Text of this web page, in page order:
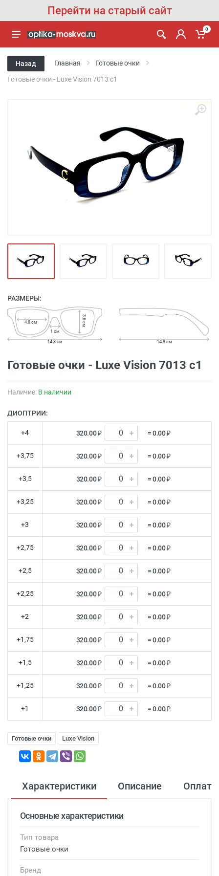
Перейти на старый сайт
0
Назад Главная Готовые очки
Готовые очки - Luxe Vision 7013 c1
РАЗМЕРЫ:
1 см
4.8 см 3.6 см
14.3 см 14.8 см
Готовые очки - Luxe Vision 7013 c1
Наличие: В наличии
ДИОПТРИИ:
+4 320.00 ₽ = 0.00 ₽
+3,75 320.00 ₽ = 0.00 ₽
+3,5 320.00 ₽ = 0.00 ₽
+3,25 320.00 ₽ = 0.00 ₽
+3 320.00 ₽ = 0.00 ₽
+2,75 320.00 ₽ = 0.00 ₽
+2,5 320.00 ₽ = 0.00 ₽
+2,25 320.00 ₽ = 0.00 ₽
+2 320.00 ₽ = 0.00 ₽
+1,75 320.00 ₽ = 0.00 ₽
+1,5 320.00 ₽ = 0.00 ₽
+1,25 320.00 ₽ = 0.00 ₽
+1 320.00 ₽ = 0.00 ₽
Готовые очки Luxe Vision
Характеристики Описание Оплата
Основные характеристики
Тип товара
Готовые очки
Бренд